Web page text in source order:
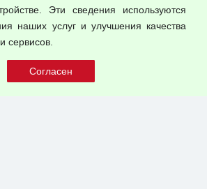
Эти сведения используются
наших услуг и улучшения качества
сервисов.